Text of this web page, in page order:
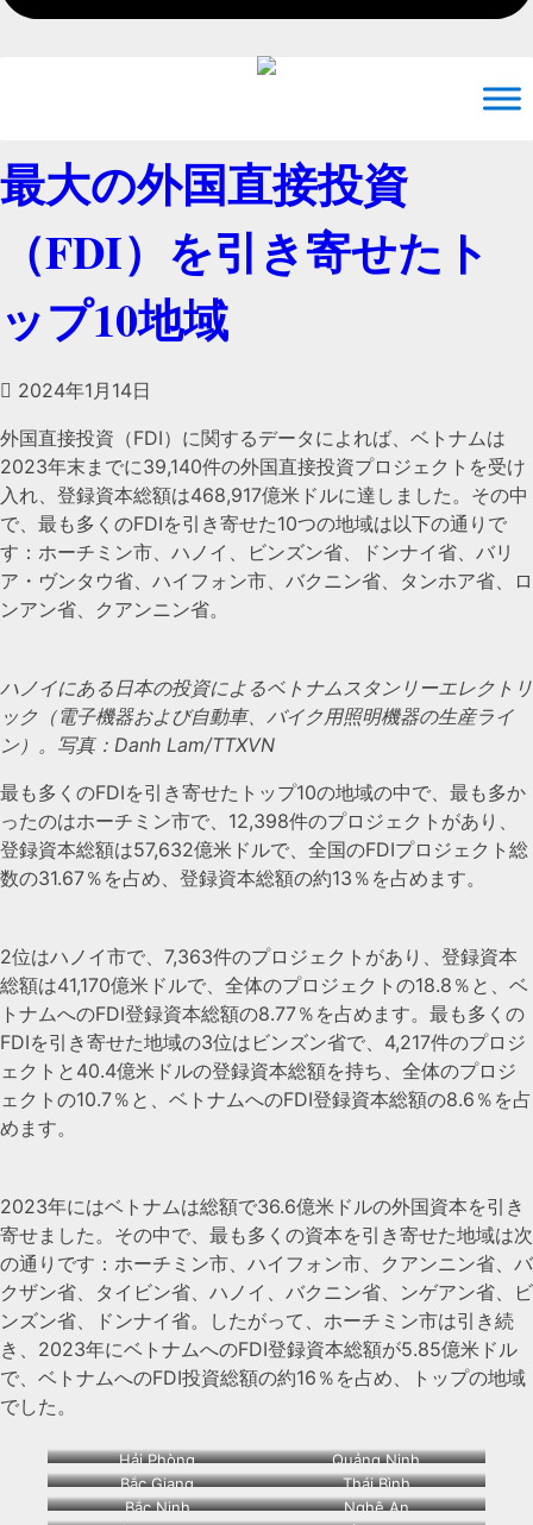
最大の外国直接投資
（FDI）を引き寄せたト
ップ10地域
2024年1月14日
外国直接投資（FDI）に関するデータによれば、ベトナムは
2023年末までに39,140件の外国直接投資プロジェクトを受け
入れ、登録資本総額は468,917億米ドルに達しました。その中
で、最も多くのFDIを引き寄せた10つの地域は以下の通りで
す：ホーチミン市、ハノイ、ビンズン省、ドンナイ省、バリ
ア・ヴンタウ省、ハイフォン市、バクニン省、タンホア省、ロ
ンアン省、クアンニン省。
ハノイにある日本の投資によるベトナムスタンリーエレクトリ
ック（電子機器および自動車、バイク用照明機器の生産ライ
ン）。写真：Danh Lam/TTXVN
最も多くのFDIを引き寄せたトップ10の地域の中で、最も多か
ったのはホーチミン市で、12,398件のプロジェクトがあり、
登録資本総額は57,632億米ドルで、全国のFDIプロジェクト総
数の31.67％を占め、登録資本総額の約13％を占めます。
2位はハノイ市で、7,363件のプロジェクトがあり、登録資本
総額は41,170億米ドルで、全体のプロジェクトの18.8％と、ベ
トナムへのFDI登録資本総額の8.77％を占めます。最も多くの
FDIを引き寄せた地域の3位はビンズン省で、4,217件のプロジ
ェクトと40.4億米ドルの登録資本総額を持ち、全体のプロジ
ェクトの10.7％と、ベトナムへのFDI登録資本総額の8.6％を占
めます。
2023年にはベトナムは総額で36.6億米ドルの外国資本を引き
寄せました。その中で、最も多くの資本を引き寄せた地域は次
の通りです：ホーチミン市、ハイフォン市、クアンニン省、バ
クザン省、タイビン省、ハノイ、バクニン省、ンゲアン省、ビ
ンズン省、ドンナイ省。したがって、ホーチミン市は引き続
き、2023年にベトナムへのFDI登録資本総額が5.85億米ドル
で、ベトナムへのFDI投資総額の約16％を占め、トップの地域
でした。
Hải Phòng
Quảng Ninh
Bắc Giang
Thái Bình
Bắc Ninh
Nghệ An